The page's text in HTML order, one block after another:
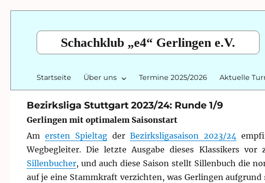
Schachklub „e4“ Gerlingen e.V.
Startseite Über uns Termine 2025/2026 Aktuelle
Bezirksliga Stuttgart 2023/24: Runde 1/9
Gerlingen mit optimalem Saisonstart
Am ersten Spieltagder Bezirksligasaison 2023/24
Wegbegleiter. Die letzte Ausgabe dieses Klassikers vor
Sillenbucher, und auch diese Saison stellt Sillenbuch die
auf je eine Stammkraft verzichten, was Gerlingen